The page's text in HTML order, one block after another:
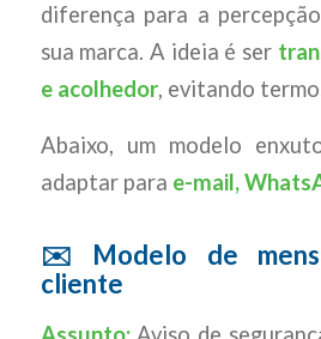
diferença para a
sua marca. A ideia é ser
e acolhedor, evitando
Abaixo, um modelo
adaptar para e-mail,
✉️ Modelo de
cliente